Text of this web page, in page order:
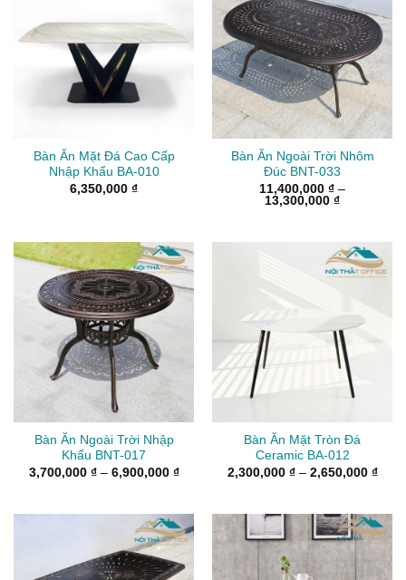
Bàn Ăn Mặt Đá Cao Cấp
Nhập Khẩu BA-010
6,350,000 ₫
Bàn Ăn Ngoài Trời Nhôm
Đúc BNT-033
11,400,000 ₫ –
13,300,000 ₫Khoảng
đến
13,300,000
Bàn Ăn Ngoài Trời Nhập
Khẩu BNT-017
3,700,000 ₫ – 6,900,000 ₫Khoảng
6,900,000 ₫
Bàn Ăn Mặt Tròn Đá
Ceramic BA-012
2,300,000 ₫ – 2,650,000 ₫
đến